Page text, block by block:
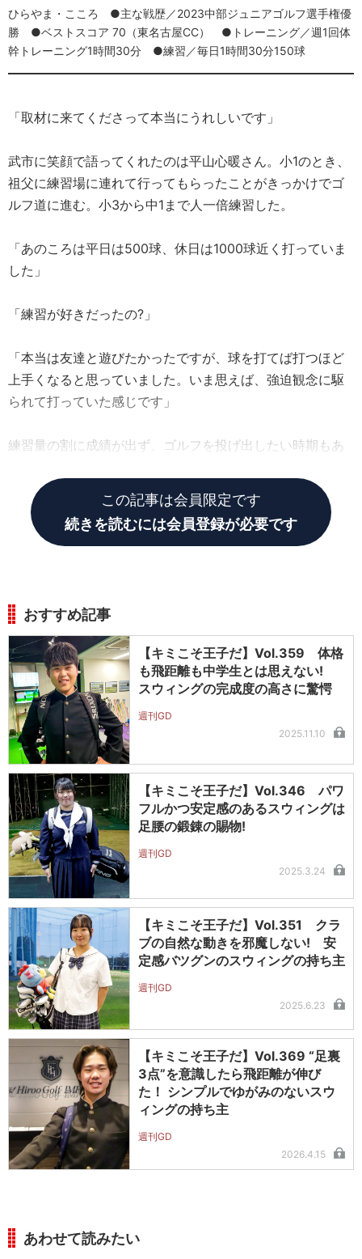
ひらやま・こころ ●主な戦歴／2023中部ジュニアゴルフ選手権優
勝 ●ベストスコア 70（東名古屋CC） ●トレーニング／週1回体
幹トレーニング1時間30分 ●練習／毎日1時間30分150球
「取材に来てくださって本当にうれしいです」
武市に笑顔で語ってくれたのは平山心暖さん。小1のとき、
祖父に練習場に連れて行ってもらったことがきっかけでゴ
ルフ道に進む。小3から中1まで人一倍練習した。
「あのころは平日は500球、休日は1000球近く打っていま
した」
「練習が好きだったの?」
「本当は友達と遊びたかったですが、球を打てば打つほど
上手くなると思っていました。いま思えば、強迫観念に駆
られて打っていた感じです」
練習量の割に成績が出ず、ゴルフを投げ出したい時期もあ
この記事は会員限定です
続きを読むには会員登録が必要です
おすすめ記事
【キミこそ王子だ】Vol.359 体格
も飛距離も中学生とは思えない!
スウィングの完成度の高さに驚愕
週刊GD
2025.11.10
【キミこそ王子だ】Vol.346 パワ
フルかつ安定感のあるスウィングは
足腰の鍛錬の賜物!
週刊GD
2025.3.24
【キミこそ王子だ】Vol.351 クラ
ブの自然な動きを邪魔しない! 安
定感バツグンのスウィングの持ち主
週刊GD
2025.6.23
【キミこそ王子だ】Vol.369 “足裏
3点”を意識したら飛距離が伸び
た！ シンプルでゆがみのないスウ
ィングの持ち主
週刊GD
2026.4.15
あわせて読みたい